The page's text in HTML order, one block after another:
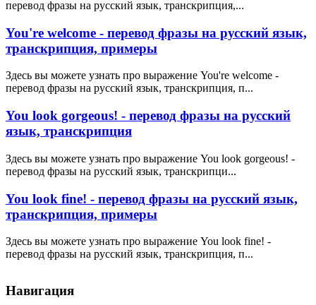
перевод фразы на русский язык, транскрипция,...
You're welcome - перевод фразы на русский язык,
транскрипция, примеры
Здесь вы можете узнать про выражение You're welcome -
перевод фразы на русский язык, транскрипция, п...
You look gorgeous! - перевод фразы на русский
язык, транскрипция
Здесь вы можете узнать про выражение You look gorgeous! -
перевод фразы на русский язык, транскрипци...
You look fine! - перевод фразы на русский язык,
транскрипция, примеры
Здесь вы можете узнать про выражение You look fine! -
перевод фразы на русский язык, транскрипция, п...
Навигация